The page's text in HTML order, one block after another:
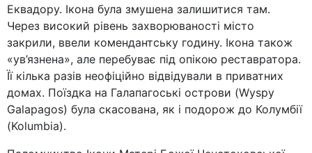
Еквадору. Ікона була змушена залишитися там.
Через високий рівень захворюваності місто
закрили, ввели комендантську годину. Ікона також
«ув’язнена», але перебуває під опікою реставратора.
Її кілька разів неофіційно відвідували в приватних
домах. Поїздка на Галапагоські острови (Wyspy
Galapagos) була скасована, як і подорож до Колумбії
(Kolumbia).